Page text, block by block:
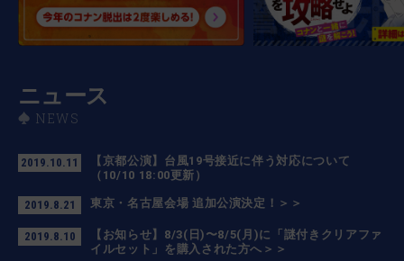
ニュース
NEWS
2019.10.11
【京都公演】台風19号接近に伴う対応について
（10/10 18:00更新）
2019.8.21 東京・名古屋会場 追加公演決定！＞＞
2019.8.10
【お知らせ】8/3(日)〜8/5(月)に「謎付きクリアファ
イルセット」を購入された方へ＞＞